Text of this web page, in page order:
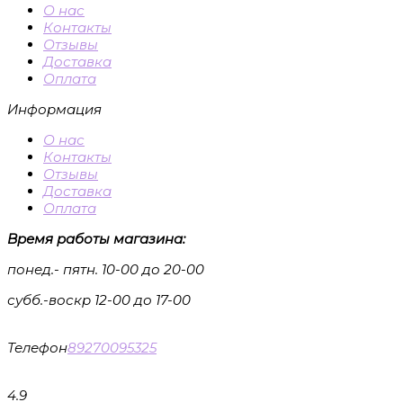
О нас
Контакты
Отзывы
Доставка
Оплата
Информация
О нас
Контакты
Отзывы
Доставка
Оплата
Время работы магазина:
понед.- пятн. 10-00 до 20-00
субб.-воскр 12-00 до 17-00
Телефон89270095325
4.9